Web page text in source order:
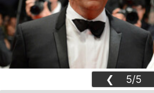
❮ 5/5